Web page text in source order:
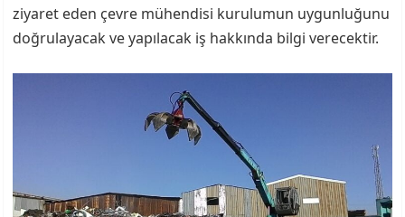
ziyaret eden çevre mühendisi kurulumun uygunluğunu
doğrulayacak ve yapılacak iş hakkında bilgi verecektir.